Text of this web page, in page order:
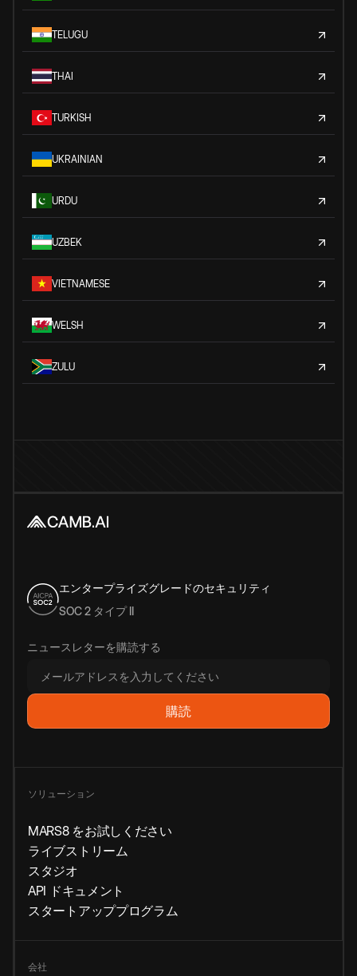
TELUGU
THAI
TURKISH
UKRAINIAN
URDU
UZBEK
VIETNAMESE
WELSH
ZULU
エンタープライズグレードのセキュリティ
SOC 2 タイプ II
ニュースレターを購読する
ソリューション
MARS8 をお試しください
ライブストリーム
スタジオ
API ドキュメント
スタートアッププログラム
会社